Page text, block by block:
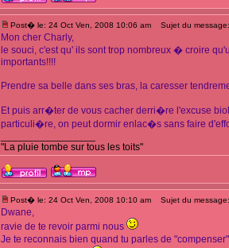
Post� le: 24 Oct Ven, 2008 10:06 am Sujet du message:
Mon cher Charly,
le souci, c'est qu' ils sont trop nombreux � croire
importants!!!!
Prendre sa belle dans ses bras, la caresser
Et puis arr�ter de vous cacher derri�re l'excuse
particuli�re, on peut dormir enlac�s sans faire
"La pluie tombe sur tous les toits"
Post� le: 24 Oct Ven, 2008 10:10 am Sujet du
Dwane,
ravie de te revoir parmi nous
Je te reconnais bien quand tu parles de